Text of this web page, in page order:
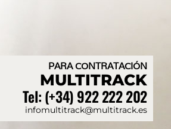
PARA CONTRATACIÓN
MULTITRACK
Tel: (+34) 922 222 202
infomultitrack@multitrack.es